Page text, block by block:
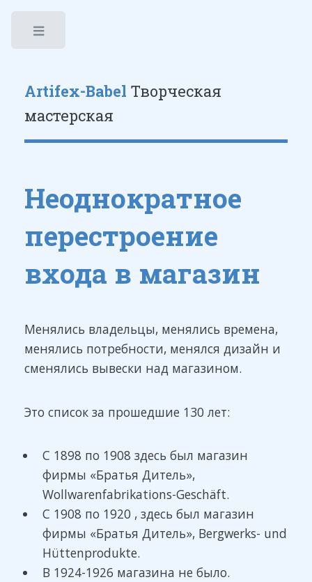
Artifex-Babel Творческая
мастерская
Неоднократное
перестроение
входа в магазин
Менялись владельцы, менялись времена,
менялись потребности, менялся дизайн и
сменялись вывески над магазином.
Это список за прошедшие 130 лет:
С 1898 по 1908 здесь был магазин
фирмы «Братья Дитель»,
Wollwarenfabrikations-Geschäft.
С 1908 по 1920 , здесь был магазин
фирмы «Братья Дитель», Bergwerks- und
Hüttenprodukte.
В 1924-1926 магазина не было.